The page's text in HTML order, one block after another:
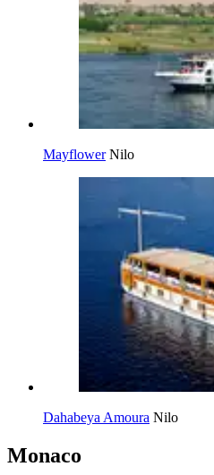
Mayflower Nilo
Dahabeya Amoura Nilo
Monaco